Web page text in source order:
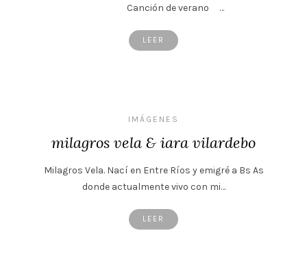
Canción de verano …
LEER
IMÁGENES
milagros vela & iara vilardebo
Milagros Vela. Nací en Entre Ríos y emigré a Bs As
donde actualmente vivo con mi…
LEER